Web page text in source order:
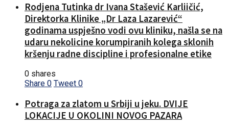
Rodjena Tutinka dr Ivana Stašević Karliičić,
Direktorka Klinike „Dr Laza Lazarević“
godinama uspješno vodi ovu kliniku, našla se na
udaru nekolicine korumpiranih kolega sklonih
kršenju radne discipline i profesionalne etike
0 shares
Share 0 Tweet 0
Potraga za zlatom u Srbiji u jeku. DVIJE
LOKACIJE U OKOLINI NOVOG PAZARA